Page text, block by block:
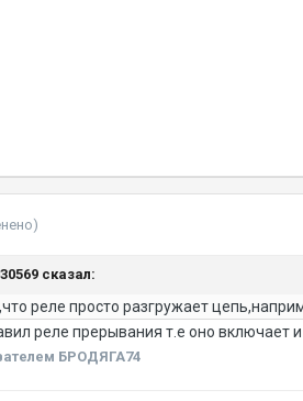
сказал:
реле просто разгружает
реле прерывания т.е оно
БРОДЯГА74